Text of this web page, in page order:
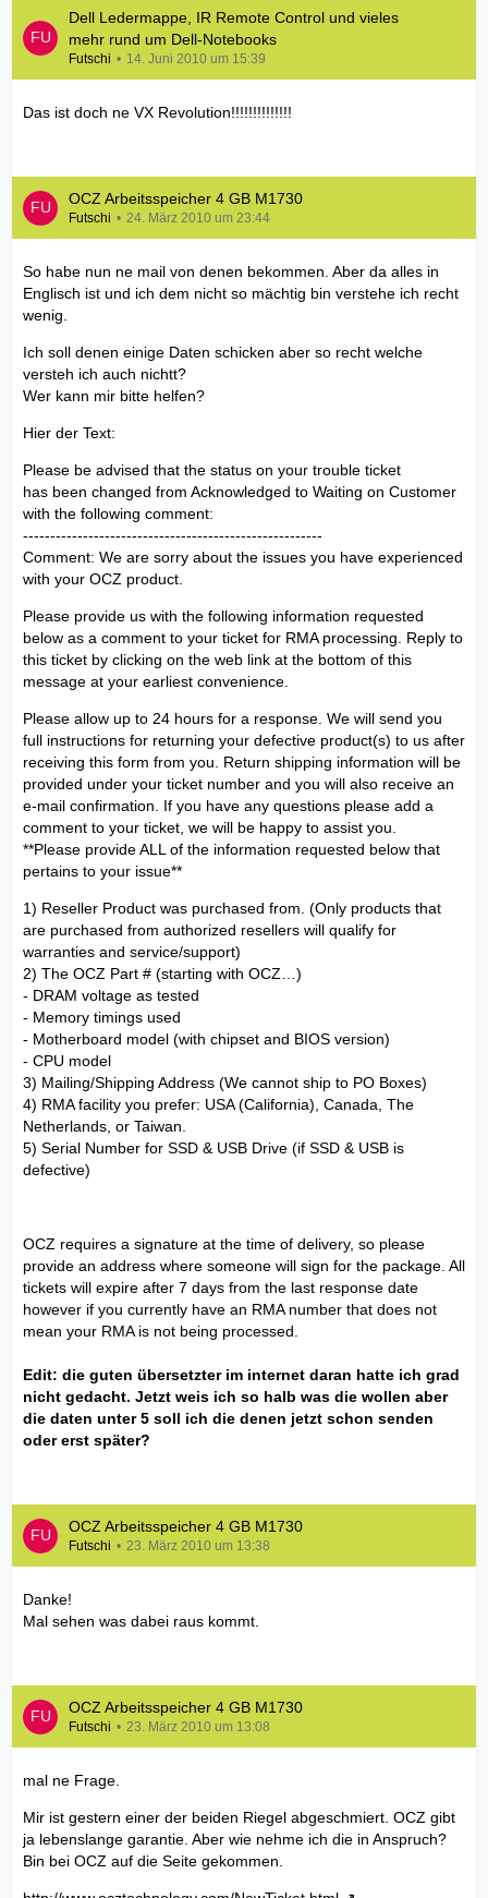
Dell Ledermappe, IR Remote Control und vieles
mehr rund um Dell-Notebooks
Futschi 14. Juni 2010 um 15:39
Das ist doch ne VX Revolution!!!!!!!!!!!!!!
OCZ Arbeitsspeicher 4 GB M1730
Futschi 24. März 2010 um 23:44
So habe nun ne mail von denen bekommen. Aber da alles in
Englisch ist und ich dem nicht so mächtig bin verstehe ich recht
wenig.
Ich soll denen einige Daten schicken aber so recht welche
versteh ich auch nichtt?
Wer kann mir bitte helfen?
Hier der Text:
Please be advised that the status on your trouble ticket
has been changed from Acknowledged to Waiting on Customer
with the following comment:
-------------------------------------------------------
Comment: We are sorry about the issues you have experienced
with your OCZ product.
Please provide us with the following information requested
below as a comment to your ticket for RMA processing. Reply to
this ticket by clicking on the web link at the bottom of this
message at your earliest convenience.
Please allow up to 24 hours for a response. We will send you
full instructions for returning your defective product(s) to us after
receiving this form from you. Return shipping information will be
provided under your ticket number and you will also receive an
e-mail confirmation. If you have any questions please add a
comment to your ticket, we will be happy to assist you.
**Please provide ALL of the information requested below that
pertains to your issue**
1) Reseller Product was purchased from. (Only products that
are purchased from authorized resellers will qualify for
warranties and service/support)
2) The OCZ Part # (starting with OCZ…)
- DRAM voltage as tested
- Memory timings used
- Motherboard model (with chipset and BIOS version)
- CPU model
3) Mailing/Shipping Address (We cannot ship to PO Boxes)
4) RMA facility you prefer: USA (California), Canada, The
Netherlands, or Taiwan.
5) Serial Number for SSD & USB Drive (if SSD & USB is
defective)
OCZ requires a signature at the time of delivery, so please
provide an address where someone will sign for the package. All
tickets will expire after 7 days from the last response date
however if you currently have an RMA number that does not
mean your RMA is not being processed.
Edit: die guten übersetzter im internet daran hatte ich grad
nicht gedacht. Jetzt weis ich so halb was die wollen aber
die daten unter 5 soll ich die denen jetzt schon senden
oder erst später?
OCZ Arbeitsspeicher 4 GB M1730
Futschi 23. März 2010 um 13:38
Danke!
Mal sehen was dabei raus kommt.
OCZ Arbeitsspeicher 4 GB M1730
Futschi 23. März 2010 um 13:08
mal ne Frage.
Mir ist gestern einer der beiden Riegel abgeschmiert. OCZ gibt
ja lebenslange garantie. Aber wie nehme ich die in Anspruch?
Bin bei OCZ auf die Seite gekommen.